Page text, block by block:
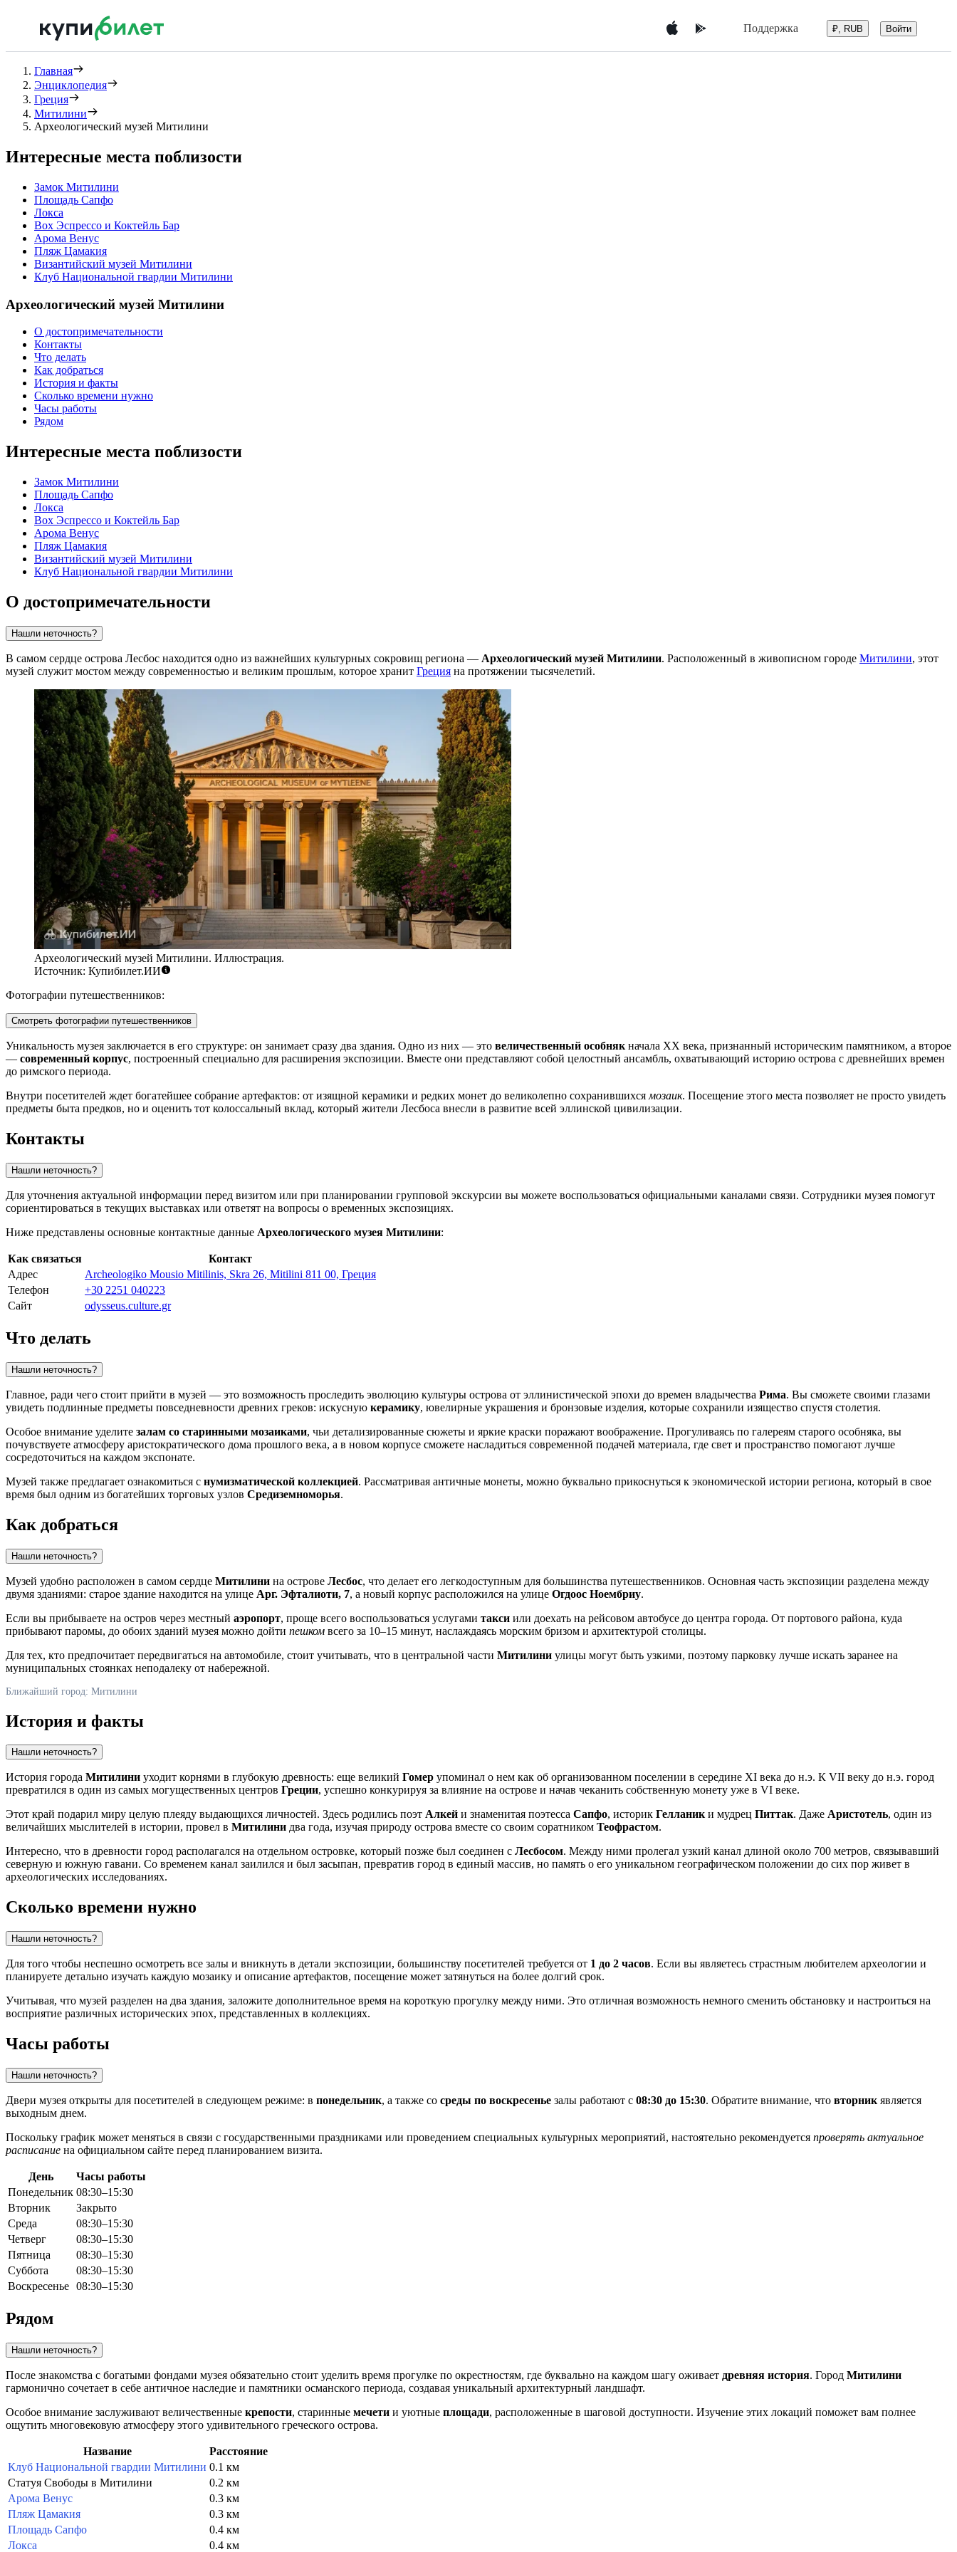
Поддержка ₽, RUB Войти
Главная
Энциклопедия
Греция
Митилини
Археологический музей Митилини
Интересные места поблизости
Замок Митилини
Площадь Сапфо
Локса
Box Эспрессо и Коктейль Бар
Арома Венус
Пляж Цамакия
Византийский музей Митилини
Клуб Национальной гвардии Митилини
Археологический музей Митилини
О достопримечательности
Контакты
Что делать
Как добраться
История и факты
Сколько времени нужно
Часы работы
Рядом
Интересные места поблизости
Замок Митилини
Площадь Сапфо
Локса
Box Эспрессо и Коктейль Бар
Арома Венус
Пляж Цамакия
Византийский музей Митилини
Клуб Национальной гвардии Митилини
О достопримечательности
Нашли неточность?
В самом сердце острова Лесбос находится одно из важнейших культурных сокровищ региона — Археологический музей Митилини. Расположенный в живописном городе Митилини, этот
музей служит мостом между современностью и великим прошлым, которое хранит Греция на протяжении тысячелетий.
Археологический музей Митилини. Иллюстрация.
Источник: Купибилет.ИИ
Фотографии путешественников:
Смотреть фотографии путешественников
Уникальность музея заключается в его структуре: он занимает сразу два здания. Одно из них — это величественный особняк начала XX века, признанный историческим памятником, а второе
— современный корпус, построенный специально для расширения экспозиции. Вместе они представляют собой целостный ансамбль, охватывающий историю острова с древнейших времен
до римского периода.
Внутри посетителей ждет богатейшее собрание артефактов: от изящной керамики и редких монет до великолепно сохранившихся мозаик. Посещение этого места позволяет не просто увидеть
предметы быта предков, но и оценить тот колоссальный вклад, который жители Лесбоса внесли в развитие всей эллинской цивилизации.
Контакты
Нашли неточность?
Для уточнения актуальной информации перед визитом или при планировании групповой экскурсии вы можете воспользоваться официальными каналами связи. Сотрудники музея помогут
сориентироваться в текущих выставках или ответят на вопросы о временных экспозициях.
Ниже представлены основные контактные данные Археологического музея Митилини:
Как связаться
Контакт
Адрес
Archeologiko Mousio Mitilinis, Skra 26, Mitilini 811 00, Греция
Телефон
+30 2251 040223
Сайт
odysseus.culture.gr
Что делать
Нашли неточность?
Главное, ради чего стоит прийти в музей — это возможность проследить эволюцию культуры острова от эллинистической эпохи до времен владычества Рима. Вы сможете своими глазами
увидеть подлинные предметы повседневности древних греков: искусную керамику, ювелирные украшения и бронзовые изделия, которые сохранили изящество спустя столетия.
Особое внимание уделите залам со старинными мозаиками, чьи детализированные сюжеты и яркие краски поражают воображение. Прогуливаясь по галереям старого особняка, вы
почувствуете атмосферу аристократического дома прошлого века, а в новом корпусе сможете насладиться современной подачей материала, где свет и пространство помогают лучше
сосредоточиться на каждом экспонате.
Музей также предлагает ознакомиться с нумизматической коллекцией. Рассматривая античные монеты, можно буквально прикоснуться к экономической истории региона, который в свое
время был одним из богатейших торговых узлов Средиземноморья.
Как добраться
Нашли неточность?
Музей удобно расположен в самом сердце Митилини на острове Лесбос, что делает его легкодоступным для большинства путешественников. Основная часть экспозиции разделена между
двумя зданиями: старое здание находится на улице Арг. Эфталиоти, 7, а новый корпус расположился на улице Огдоос Ноембриу.
Если вы прибываете на остров через местный аэропорт, проще всего воспользоваться услугами такси или доехать на рейсовом автобусе до центра города. От портового района, куда
прибывают паромы, до обоих зданий музея можно дойти пешком всего за 10–15 минут, наслаждаясь морским бризом и архитектурой столицы.
Для тех, кто предпочитает передвигаться на автомобиле, стоит учитывать, что в центральной части Митилини улицы могут быть узкими, поэтому парковку лучше искать заранее на
муниципальных стоянках неподалеку от набережной.
Ближайший город: Митилини
История и факты
Нашли неточность?
История города Митилини уходит корнями в глубокую древность: еще великий Гомер упоминал о нем как об организованном поселении в середине XI века до н.э. К VII веку до н.э. город
превратился в один из самых могущественных центров Греции, успешно конкурируя за влияние на острове и начав чеканить собственную монету уже в VI веке.
Этот край подарил миру целую плеяду выдающихся личностей. Здесь родились поэт Алкей и знаменитая поэтесса Сапфо, историк Гелланики мудрец Питтак. Даже Аристотель, один из
величайших мыслителей в истории, провел в Митилини два года, изучая природу острова вместе со своим соратником Теофрастом.
Интересно, что в древности город располагался на отдельном островке, который позже был соединен с Лесбосом. Между ними пролегал узкий канал длиной около 700 метров, связывавший
северную и южную гавани. Со временем канал заилился и был засыпан, превратив город в единый массив, но память о его уникальном географическом положении до сих пор живет в
археологических исследованиях.
Сколько времени нужно
Нашли неточность?
Для того чтобы неспешно осмотреть все залы и вникнуть в детали экспозиции, большинству посетителей требуется от 1 до 2 часов. Если вы являетесь страстным любителем археологии и
планируете детально изучать каждую мозаику и описание артефактов, посещение может затянуться на более долгий срок.
Учитывая, что музей разделен на два здания, заложите дополнительное время на короткую прогулку между ними. Это отличная возможность немного сменить обстановку и настроиться на
восприятие различных исторических эпох, представленных в коллекциях.
Часы работы
Нашли неточность?
Двери музея открыты для посетителей в следующем режиме: в понедельник, а также со среды по воскресенье залы работают с 08:30 до 15:30. Обратите внимание, что вторник является
выходным днем.
Поскольку график может меняться в связи с государственными праздниками или проведением специальных культурных мероприятий, настоятельно рекомендуется проверять актуальное
расписание на официальном сайте перед планированием визита.
День
Часы работы
Понедельник 08:30–15:30
Вторник
Закрыто
Среда
08:30–15:30
Четверг
08:30–15:30
Пятница
08:30–15:30
Суббота
08:30–15:30
Воскресенье 08:30–15:30
Рядом
Нашли неточность?
После знакомства с богатыми фондами музея обязательно стоит уделить время прогулке по окрестностям, где буквально на каждом шагу оживает древняя история. Город Митилини
гармонично сочетает в себе античное наследие и памятники османского периода, создавая уникальный архитектурный ландшафт.
Особое внимание заслуживают величественные крепости, старинные мечети и уютные площади, расположенные в шаговой доступности. Изучение этих локаций поможет вам полнее
ощутить многовековую атмосферу этого удивительного греческого острова.
Название
Расстояние
Клуб Национальной гвардии Митилини 0.1 км
Статуя Свободы в Митилини
0.2 км
Арома Венус
0.3 км
Пляж Цамакия
0.3 км
Площадь Сапфо
0.4 км
Локса
0.4 км